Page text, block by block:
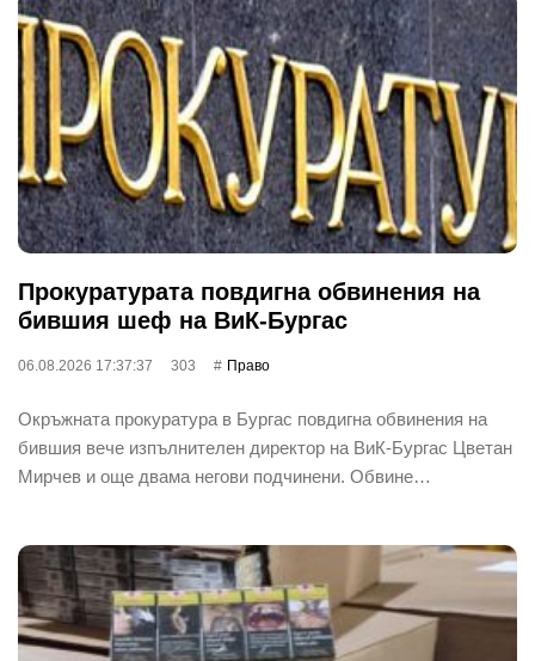
Прокуратурата повдигна обвинения на
бившия шеф на ВиК-Бургас
06.08.2026 17:37:37 303 Право
Окръжната прокуратура в Бургас повдигна обвинения на
бившия вече изпълнителен директор на ВиК-Бургас Цветан
Мирчев и още двама негови подчинени. Обвине…